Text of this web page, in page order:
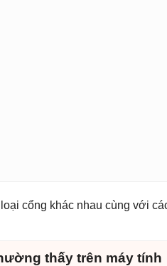
cổng khác nhau cùng với
thấy trên máy tính